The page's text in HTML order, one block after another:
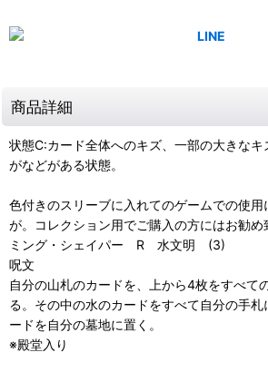
商品詳細
状態C:カード全体へのキズ、一部の大きな
がなどがある状態。
色付きのスリーブに入れてのゲームでの使用
が。コレクション用でご購入の方にはお勧
ミング・シェイパー R 水文明 (3)
呪文
自分の山札のカードを、上から4枚をすべて
る。その中の水のカードをすべて自分の手札
ードを自分の墓地に置く。
※殿堂入り